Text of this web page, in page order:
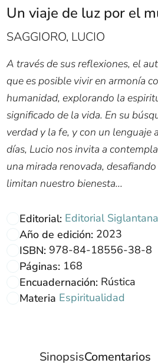
Un viaje de luz por el
SAGGIORO, LUCIO
A través de sus reflexiones, el
que es posible vivir en armonía
humanidad, explorando la
significado de la vida. En su
verdad y la fe, y con un lenguaje
días, Lucio nos invita a
una mirada renovada,
limitan nuestro bienesta...
Editorial: Editorial Siglantana
Año de edición: 2023
ISBN: 978-84-18556-38-8
Páginas: 168
Encuadernación: Rústica
Materia Espiritualidad
SinopsisComentarios